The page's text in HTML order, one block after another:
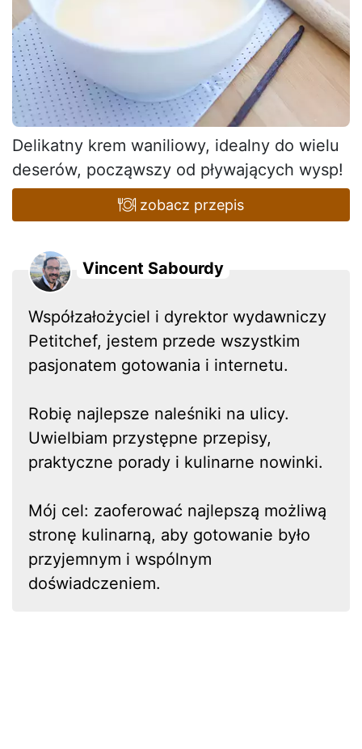
Delikatny krem waniliowy, idealny do wielu
deserów, począwszy od pływających wysp!
zobacz przepis
Vincent Sabourdy
Współzałożyciel i dyrektor wydawniczy
Petitchef, jestem przede wszystkim
pasjonatem gotowania i internetu.
Robię najlepsze naleśniki na ulicy.
Uwielbiam przystępne przepisy,
praktyczne porady i kulinarne nowinki.
Mój cel: zaoferować najlepszą możliwą
stronę kulinarną, aby gotowanie było
przyjemnym i wspólnym
doświadczeniem.